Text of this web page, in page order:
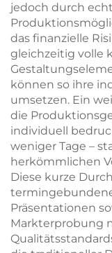
jedoch durch
das finanzielle
gleichzeitig volle
können so ihre
umsetzen. Ein
die
individuell
weniger Tage –
herkömmlichen
Diese kurze
Präsentationen
Markterprobung